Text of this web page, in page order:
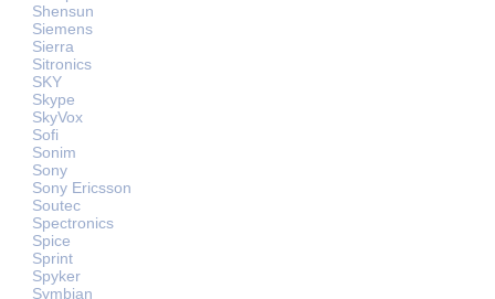
Shensun
Siemens
Sierra
Sitronics
SKY
Skype
SkyVox
Sofi
Sonim
Sony
Sony Ericsson
Soutec
Spectronics
Spice
Sprint
Spyker
Symbian